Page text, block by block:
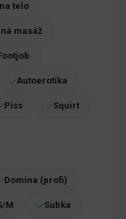
telo
masáž
Autoerotika
Piss Squirt
Domina (profi)
M Subka